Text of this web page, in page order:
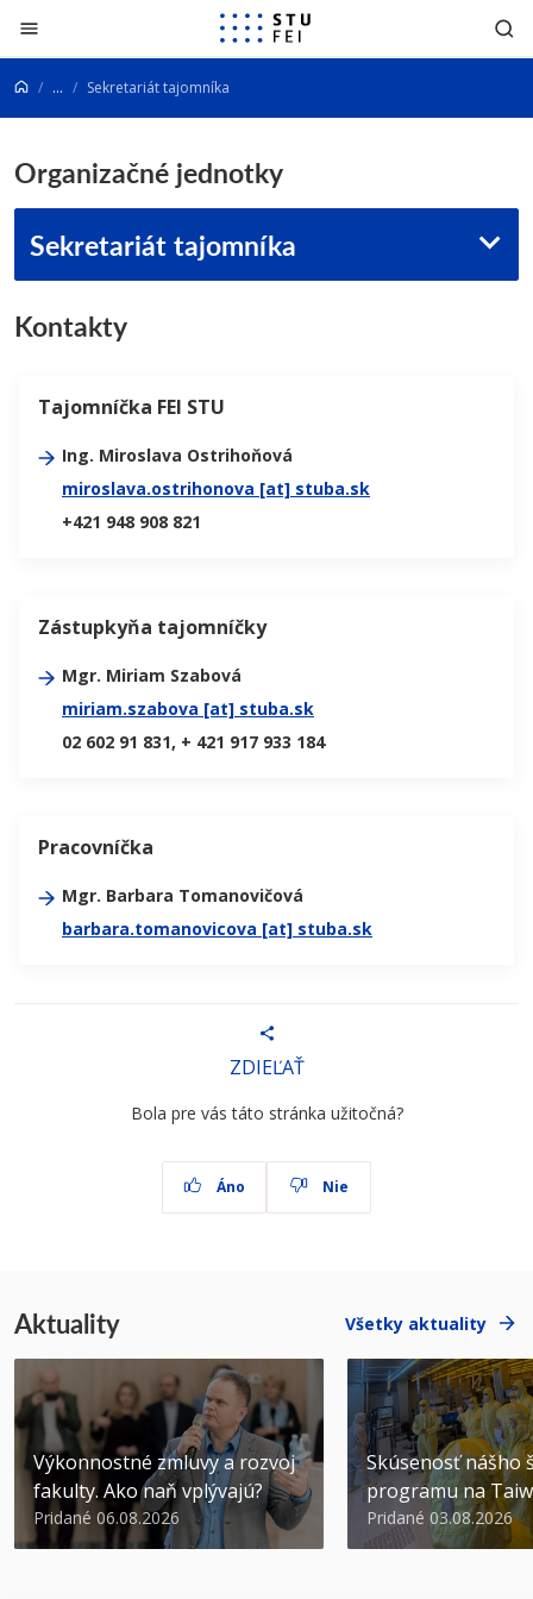
Prejsť na obsah
... Sekretariát tajomníka
Organizačné jednotky
Sekretariát tajomníka
Kontakty
Tajomníčka FEI STU
Ing. Miroslava Ostrihoňová
miroslava.ostrihonova [at] stuba.sk
+421 948 908 821
Zástupkyňa tajomníčky
Mgr. Miriam Szabová
miriam.szabova [at] stuba.sk
02 602 91 831, + 421 917 933 184
Pracovníčka
Mgr. Barbara Tomanovičová
barbara.tomanovicova [at] stuba.sk
ZDIEĽAŤ
Bola pre vás táto stránka užitočná?
Áno Nie
Aktuality Všetky aktuality
Výkonnostné zmluvy a rozvoj
fakulty. Ako naň vplývajú?
Pridané 06.08.2026
Skúsenosť nášho
programu na
Pridané 03.08.2026